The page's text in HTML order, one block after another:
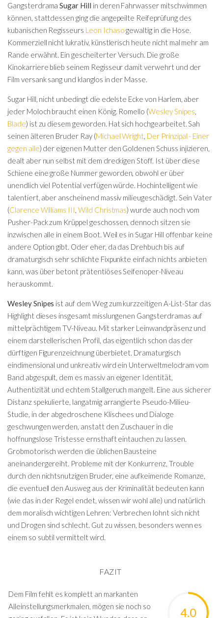
GangsterdramaSugar Hill in deren Fahrwasser mitschwimmen
können, stattdessen ging die angepeilte Reifeprüfung des
kubanischen Regisseurs Leon Ichasogewaltig in die Hose.
Kommerziell nicht lukrativ, künstlerisch heute nicht mal mehr am
Rande erwähnt. Ein gescheiterter Versuch. Die große
Kinokarriere blieb seinem Regisseur damit verwehrt und der
Film versank sang und klanglos in der Masse.
Sugar Hill, nicht unbedingt die edelste Ecke von Harlem, aber
jeder Moloch braucht einen König. Romello (Wesley Snipes
Blade) ist zu diesem geworden. Hat sich hochgearbeitet. Sah
seinen älteren Bruder Ray (Michael Wright Der Prinzipal - Einer
gegen alle) der eigenen Mutter den Goldenen Schuss injizieren,
dealt aber nun selbst mit dem dreckigen Stoff. Ist über diese
Schiene eine große Nummer geworden, obwohl er über
unendlich viel Potential verfügen würde. Hochintelligent wie
talentiert, aber anscheinend massiv milieugeschädigt. Sein Vater
(Clarence Williams III Wild Christmas) wurde auch noch vom
Pusher-Pack zum Krüppel geschossen, dennoch sitzen sie
inzwischen alle in einem Boot. Weil es in Sugar Hill offenbar keine
andere Option gibt. Oder eher, da das Drehbuch bis auf
dramaturgisch sehr schlichte Fixpunkte einfach nichts anbieten
kann, was über betont prätentiöses Seifenoper-Niveau
herauskommt.
Wesley Snipes ist auf dem Weg zum kurzzeitigen A-List-Star das
Highlight dieses insgesamt misslungenen Gangsterdramas auf
mittelprächtigem TV-Niveau. Mit starker Leinwandpräsenz und
einem darstellerischen Profil, das eigentlich schon das der
dürftigen Figurenzeichnung überbietet. Dramaturgisch
eindimensional und unkreativ wird ein Unterweltmelodram vom
Band abgespult, dem es massiv an eigener Identität,
Authentizität und echtem Stallgeruch mangelt. Eine aus sicherer
Distanz spekulierte, langatmig arrangierte Pseudo-Milieu-
Studie, in der abgedroschene Klischees und Dialoge
geschwungen werden, anstatt den Zuschauer in die
hoffnungslose Tristesse ernsthaft eintauchen zu lassen.
Grobmotorisch werden die üblichen Bausteine
aneinandergereiht. Probleme mit der Konkurrenz, Trouble
durch den nichtsnutzigen Bruder, eine aufkeimende Romanze,
die eventuell den Ausweg aus der Kriminalität bedeuten kann
(wie das in der Regel endet, wissen wir wohl alle) und natürlich
dem moralisch wichtigen Lehren: Verbrechen lohnt sich nicht
und Drogen sind schlecht. Gut zu wissen, besonders wenn es
einem so subtil vermittelt wird.
FAZIT
4.0
Dem Film fehlt es komplett an markanten
Alleinstellungsmerkmalen, mögen sie noch so